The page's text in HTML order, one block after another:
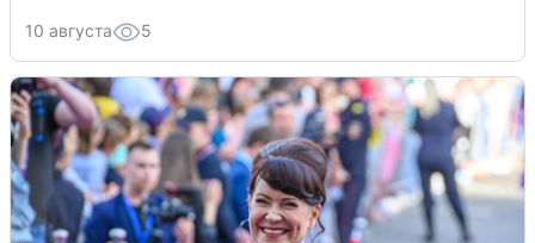
10 августа 5